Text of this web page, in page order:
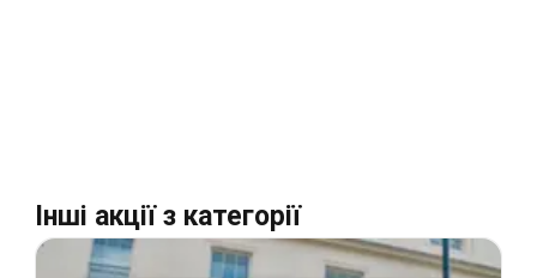
Інші акції з категорії